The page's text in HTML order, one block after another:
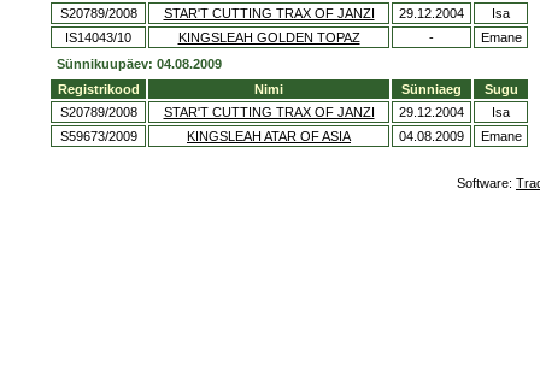
S20789/2008
STAR'T CUTTING TRAX OF JANZI 29.12.2004
Isa
IS14043/10
KINGSLEAH GOLDEN TOPAZ -
Emane
Sünnikuupäev: 04.08.2009
Registrikood
Nimi Sünniaeg
Sugu
S20789/2008
STAR'T CUTTING TRAX OF JANZI 29.12.2004
Isa
S59673/2009
KINGSLEAH ATAR OF ASIA 04.08.2009 Emane
Software: